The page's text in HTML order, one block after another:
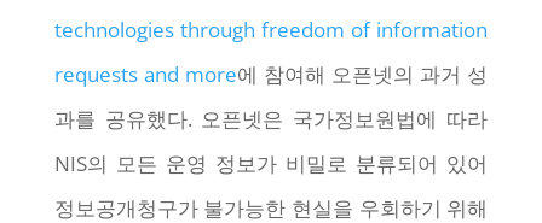
technologies through freedom of information
requests and more에 참여해 오픈넷의 과거 성
과를 공유했다. 오픈넷은 국가정보원법에 따라
NIS의 모든 운영 정보가 비밀로 분류되어 있어
정보공개청구가 불가능한 현실을 우회하기 위해